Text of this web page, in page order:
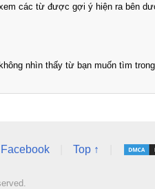
các từ được gợi ý hiện ra bên
nhìn thấy từ bạn muốn tìm
Facebook Top ↑